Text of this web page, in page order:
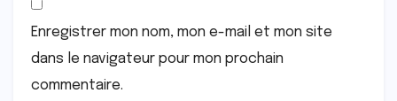
Enregistrer mon nom, mon e-mail et mon site
dans le navigateur pour mon prochain
commentaire.